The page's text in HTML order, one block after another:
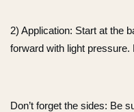
2) Application: Start at the
forward with light
Don’t forget the sides: Be